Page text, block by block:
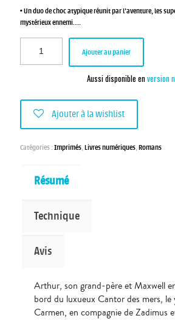
• Un duo de choc atypique réunit par l’aventure, les
mystérieux ennemi….
Ajouter au panier
Aussi disponible enversion
Ajouter à la wishlist
Catégories :Imprimés,Livres numériques,Romans
Résumé
Technique
Avis
Arthur, son grand-père et Maxwell
bord du luxueux Cantor des mers, le
Carmen, en compagnie de Zadimus